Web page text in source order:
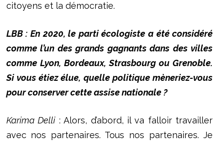
citoyens et la démocratie.
LBB : En 2020, le parti écologiste a été considéré
comme l’un des grands gagnants dans des villes
comme Lyon, Bordeaux, Strasbourg ou Grenoble.
Si vous étiez élue, quelle politique mèneriez-vous
pour conserver cette assise nationale ?
Karima Delli : Alors, d’abord, il va falloir travailler
avec nos partenaires. Tous nos partenaires. Je